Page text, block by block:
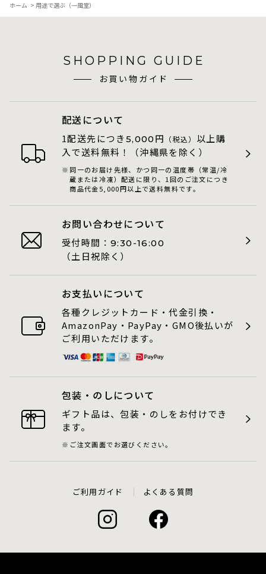
ホーム > 用途で選ぶ（一風堂）
SHOPPING GUIDE
お買い物ガイド
配送について
1配送先につき 5,000 円 （税込） 以上購
入で送料無料！（沖縄県を除く）
同一のお届け先様、かつ同一の温度帯（常温/冷
蔵または冷凍）配送に限り、1回のご注文につき
商品代金5,000円以上で送料無料です。
お問い合わせについて
受付時間： 9:30-16:00
（土日祝除く）
お支払いについて
各種クレジットカード・代金引換・
AmazonPay・PayPay・GMO後払いが
ご利用いただけます。
包装・のしについて
ギフト品は、包装・のしをお付けでき
ます。
ご注文画面でお選びください。
ご利用ガイド よくある質問